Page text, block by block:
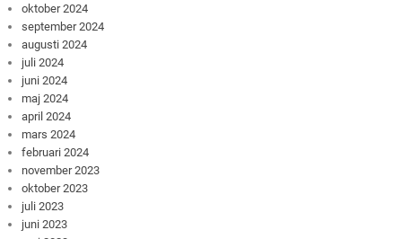
oktober 2024
september 2024
augusti 2024
juli 2024
juni 2024
maj 2024
april 2024
mars 2024
februari 2024
november 2023
oktober 2023
juli 2023
juni 2023